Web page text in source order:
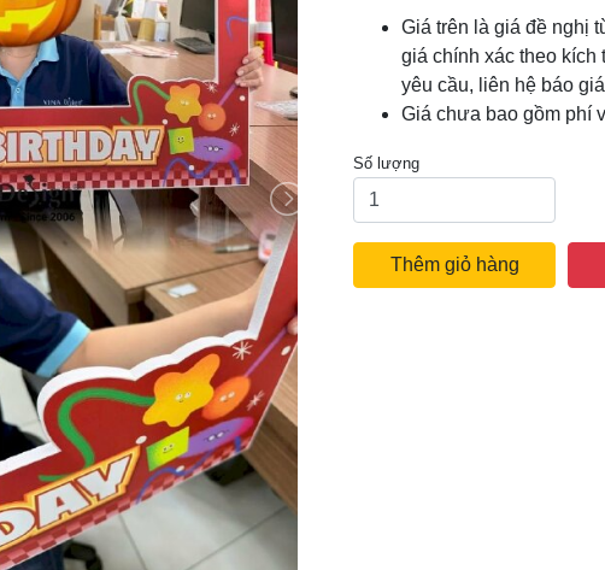
Giá trên là giá đề nghị
giá chính xác theo
yêu cầu, liên hệ báo
Giá chưa bao gồm phí
Số lượng
Thêm giỏ hàng